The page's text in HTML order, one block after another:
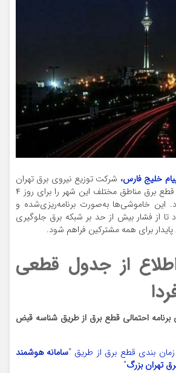
خلیج فارس، شرکت توزیع نیروی برق تهران
بزرگ، جدول زمان‌بندی قطع برق مناطق مختلف این شهر را برای روز ۴
منتشر کرد. این خاموشی‌ها به‌صورت برنامه‌ریزی‌شده و
تا از فشار بیش از حد بر شبکه برق جلوگیری
برای همه مشترکین فراهم شود.
از جدول قطعی
احتمالی قطع برق از طریق شناسه قبض
سامانه هوشمند
تهران بزرگ“